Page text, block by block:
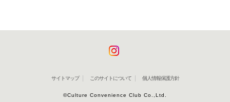
サイトマップ このサイトについて 個人情報保護方針
©Culture Convenience Club Co.,Ltd.